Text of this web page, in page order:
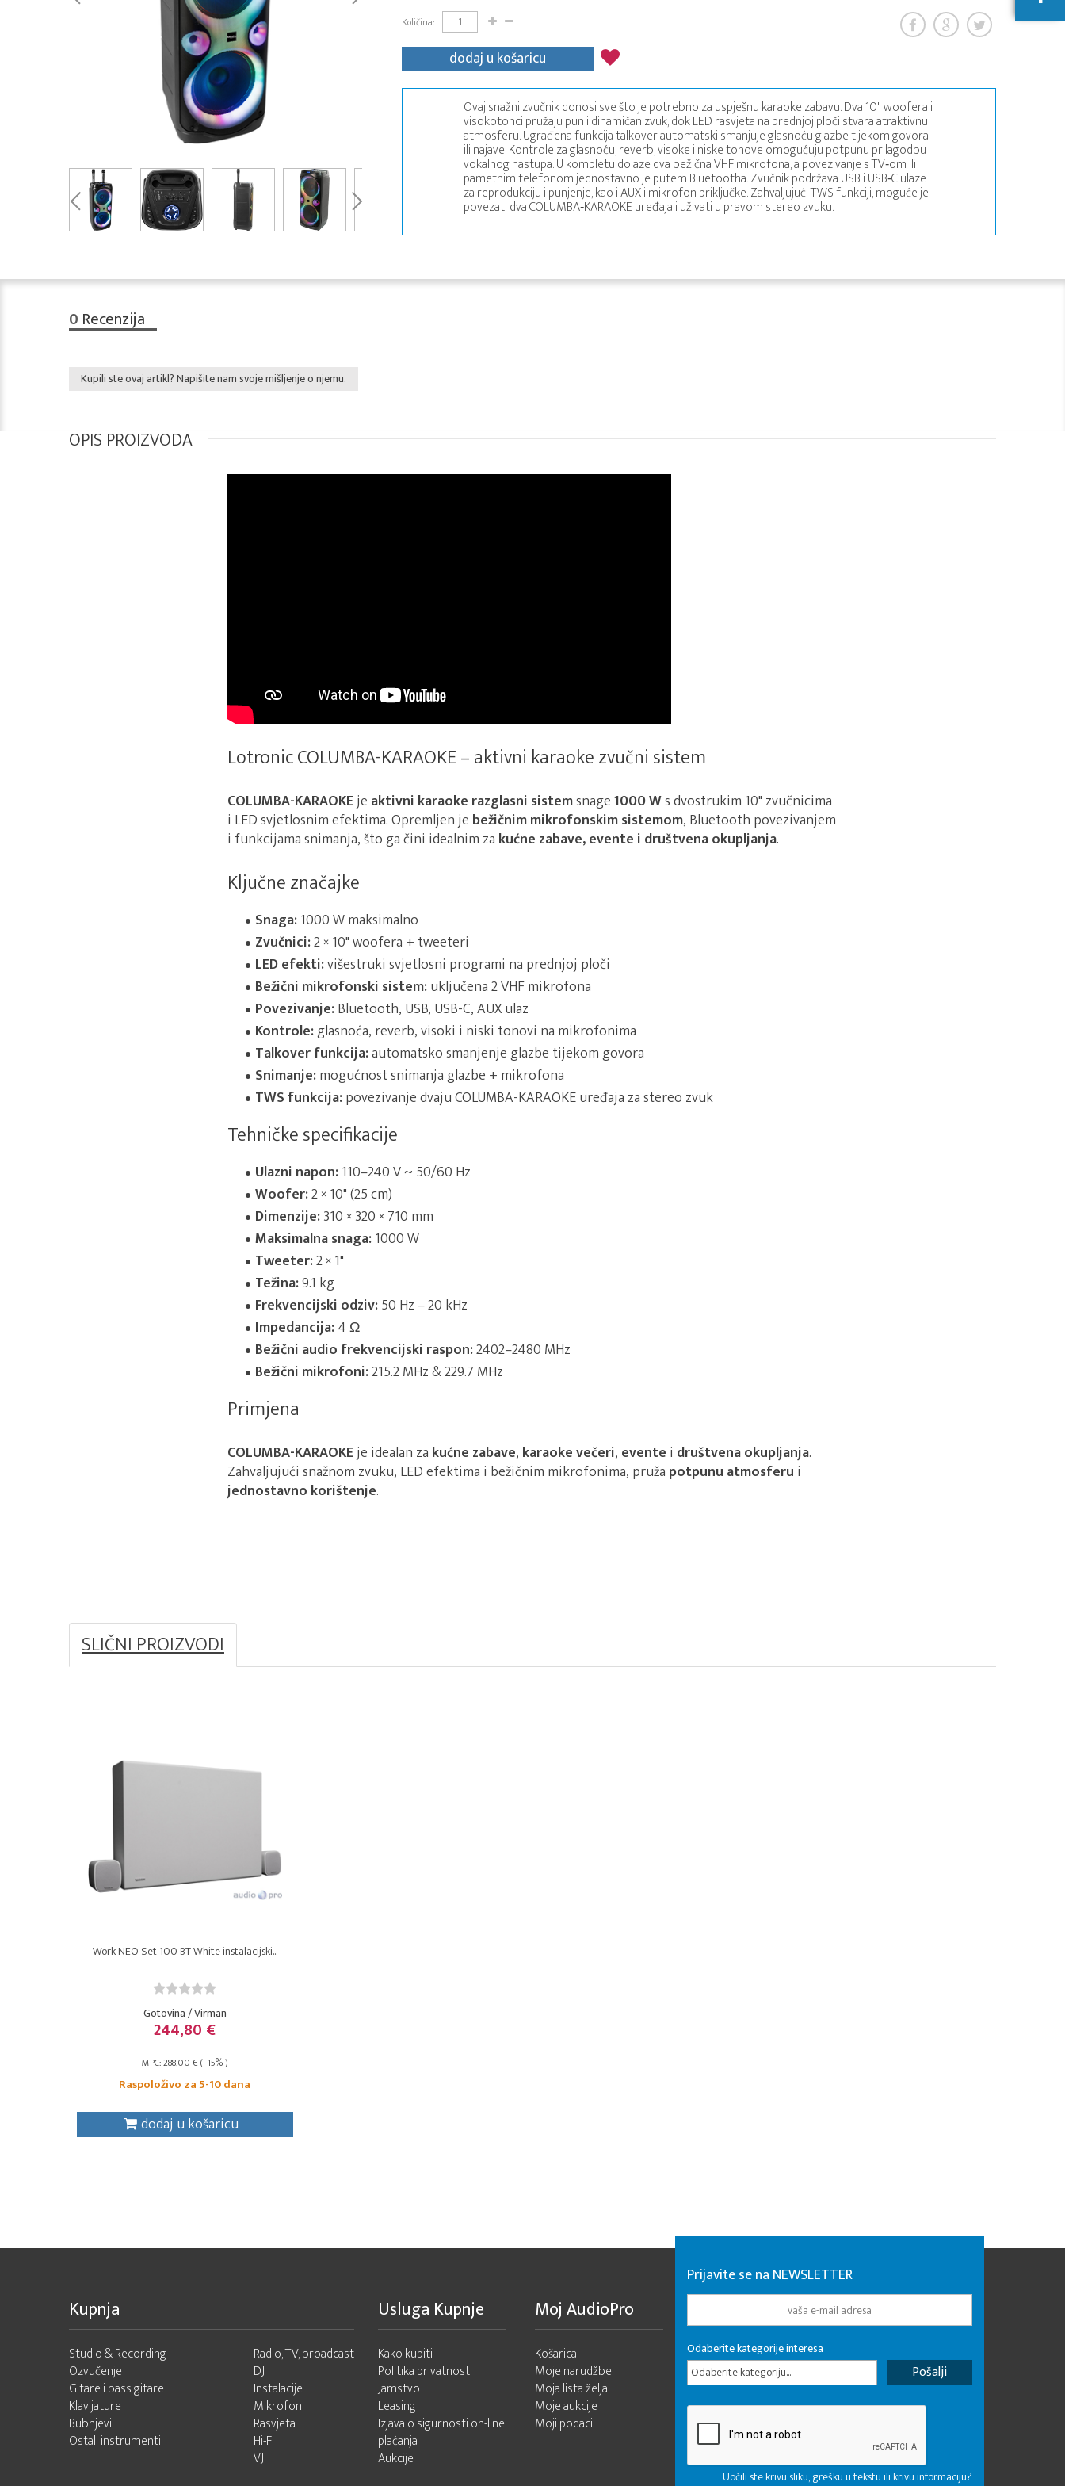
Količina:
dodaj u košaricu
Ovaj snažni zvučnik donosi sve što je potrebno za uspješnu karaoke zabavu. Dva 10" woofera i
visokotonci pružaju pun i dinamičan zvuk, dok LED rasvjeta na prednjoj ploči stvara atraktivnu
atmosferu. Ugrađena funkcija talkover automatski smanjuje glasnoću glazbe tijekom govora
ili najave. Kontrole za glasnoću, reverb, visoke i niske tonove omogućuju potpunu prilagodbu
vokalnog nastupa. U kompletu dolaze dva bežična VHF mikrofona, a povezivanje s TV‑om ili
pametnim telefonom jednostavno je putem Bluetootha. Zvučnik podržava USB i USB‑C ulaze
za reprodukciju i punjenje, kao i AUX i mikrofon priključke. Zahvaljujući TWS funkciji, moguće je
povezati dva COLUMBA‑KARAOKE uređaja i uživati u pravom stereo zvuku.
0 Recenzija
Kupili ste ovaj artikl? Napišite nam svoje mišljenje o njemu.
OPIS PROIZVODA
Lotronic COLUMBA-KARAOKE – aktivni karaoke zvučni sistem
COLUMBA-KARAOKEje aktivni karaoke razglasni sistemsnage1000 Ws dvostrukim 10" zvučnicima
i LED svjetlosnim efektima. Opremljen je bežičnim mikrofonskim sistemom, Bluetooth povezivanjem
i funkcijama snimanja, što ga čini idealnim za kućne zabave, evente i društvena okupljanja.
Ključne značajke
Snaga:1000 W maksimalno
Zvučnici:2 × 10" woofera + tweeteri
LED efekti:višestruki svjetlosni programi na prednjoj ploči
Bežični mikrofonski sistem:uključena 2 VHF mikrofona
Povezivanje:Bluetooth, USB, USB-C, AUX ulaz
Kontrole:glasnoća, reverb, visoki i niski tonovi na mikrofonima
Talkover funkcija:automatsko smanjenje glazbe tijekom govora
Snimanje:mogućnost snimanja glazbe + mikrofona
TWS funkcija:povezivanje dvaju COLUMBA-KARAOKE uređaja za stereo zvuk
Tehničke specifikacije
Ulazni napon:110–240 V ~ 50/60 Hz
Woofer:2 × 10" (25 cm)
Dimenzije:310 × 320 × 710 mm
Maksimalna snaga:1000 W
Tweeter:2 × 1"
Težina:9.1 kg
Frekvencijski odziv:50 Hz – 20 kHz
Impedancija:4 Ω
Bežični audio frekvencijski raspon:2402–2480 MHz
Bežični mikrofoni:215.2 MHz & 229.7 MHz
Primjena
COLUMBA-KARAOKEje idealan za kućne zabave, karaoke večeri, evente i društvena okupljanja.
Zahvaljujući snažnom zvuku, LED efektima i bežičnim mikrofonima, pruža potpunu atmosferu i
jednostavno korištenje.
SLIČNI PROIZVODI
Work NEO Set 100 BT White instalacijski...
Gotovina / Virman
244,80 €
MPC: 288,00 € ( -15% )
Raspoloživo za 5-10 dana
dodaj u košaricu
Kupnja
Studio & Recording
Ozvučenje
Gitare i bass gitare
Klavijature
Bubnjevi
Ostali instrumenti
Radio, TV, broadcast
DJ
Instalacije
Mikrofoni
Rasvjeta
Hi-Fi
VJ
Usluga Kupnje
Kako kupiti
Politika privatnosti
Jamstvo
Leasing
Izjava o sigurnosti on-line
plaćanja
Aukcije
Moj AudioPro
Košarica
Moje narudžbe
Moja lista želja
Moje aukcije
Moji podaci
Prijavite se na NEWSLETTER
Odaberite kategorije interesa
Odaberite kategoriju...
Uočili ste krivu sliku, grešku u tekstu ili krivu informaciju?